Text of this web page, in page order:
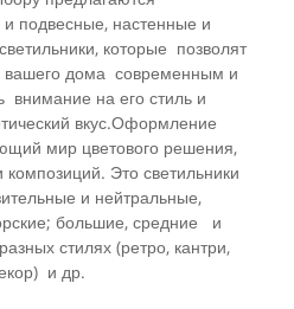
подвесные, на­стенные и
которые позволят
дома современным и
внимание на его стиль и
вкус.Оформление
мир цветового решения,
Это светильники
и нейтральные,
большие, средние и
стилях (ретро, кантри,
и др.